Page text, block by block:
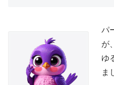
パ
が
ゆ
ま